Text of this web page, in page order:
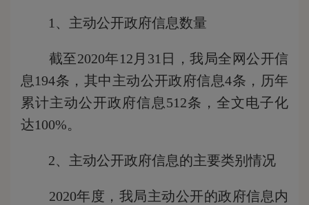
1、主动公开政府信息数量
截至2020年12月31日，我局全网公开信
息194条，其中主动公开政府信息4条，历年
累计主动公开政府信息512条，全文电子化
达100%。
2、主动公开政府信息的主要类别情况
2020年度，我局主动公开的政府信息内